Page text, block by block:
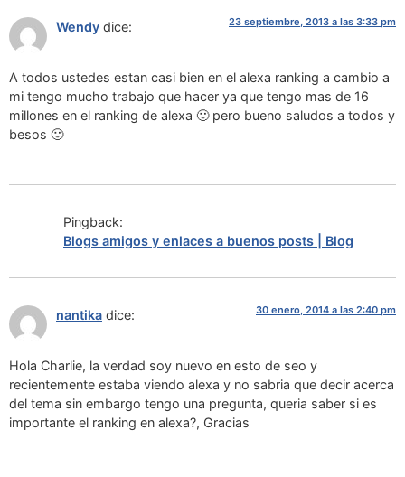
Wendy dice: 23 septiembre, 2013 a las 3:33 pm
A todos ustedes estan casi bien en el alexa ranking a cambio a
mi tengo mucho trabajo que hacer ya que tengo mas de 16
millones en el ranking de alexa 🙂 pero bueno saludos a todos y
besos 🙂
Pingback:
Blogs amigos y enlaces a buenos posts | Blog
nantika dice: 30 enero, 2014 a las 2:40 pm
Hola Charlie, la verdad soy nuevo en esto de seo y
recientemente estaba viendo alexa y no sabria que decir acerca
del tema sin embargo tengo una pregunta, queria saber si es
importante el ranking en alexa?, Gracias